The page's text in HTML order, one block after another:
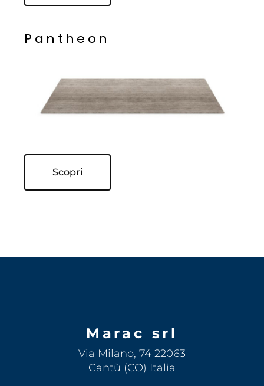
P a n t h e o n
Scopri
Marac srl
Via Milano, 74 22063
Cantù (CO) Italia